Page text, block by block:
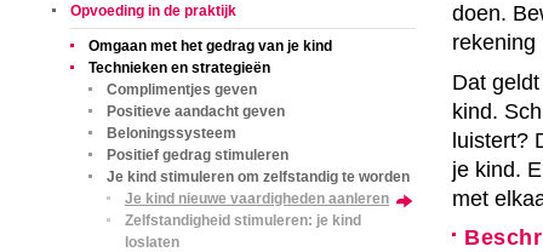
Opvoeding in de praktijk
Omgaan met het gedrag van je kind
Technieken en strategieën
Complimentjes geven
Positieve aandacht geven
Beloningssysteem
Positief gedrag stimuleren
Je kind stimuleren om zelfstandig te worden
Je kind nieuwe vaardigheden aanleren
Zelfstandigheid stimuleren: je kind
loslaten
doen.
Dat
kind.
luistert?
je kind.
met